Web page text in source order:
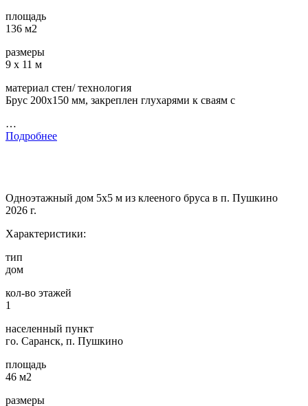
площадь
136 м2
размеры
9 х 11 м
материал стен/ технология
Брус 200х150 мм, закреплен глухарями к сваям с
…
Подробнее
Одноэтажный дом 5х5 м из клееного бруса в п. Пушкино
2026 г.
Характеристики:
тип
дом
кол-во этажей
1
населенный пункт
го. Саранск, п. Пушкино
площадь
46 м2
размеры